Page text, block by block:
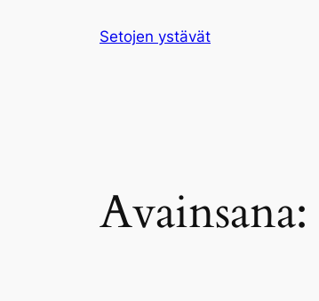
Setojen ystävät
Avainsana: